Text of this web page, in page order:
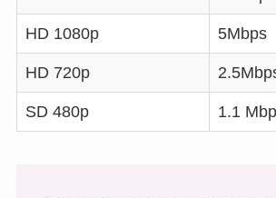
HD 1080p 5Mbps
HD 720p
SD 480p 1.1